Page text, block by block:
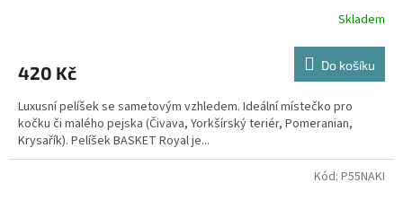
Skladem
420 Kč Do košíku
Luxusní pelíšek se sametovým vzhledem. Ideální místečko pro
kočku či malého pejska (Čivava, Yorkšírský teriér, Pomeranian,
Krysařík). Pelíšek BASKET Royal je...
Kód: P55NAKI